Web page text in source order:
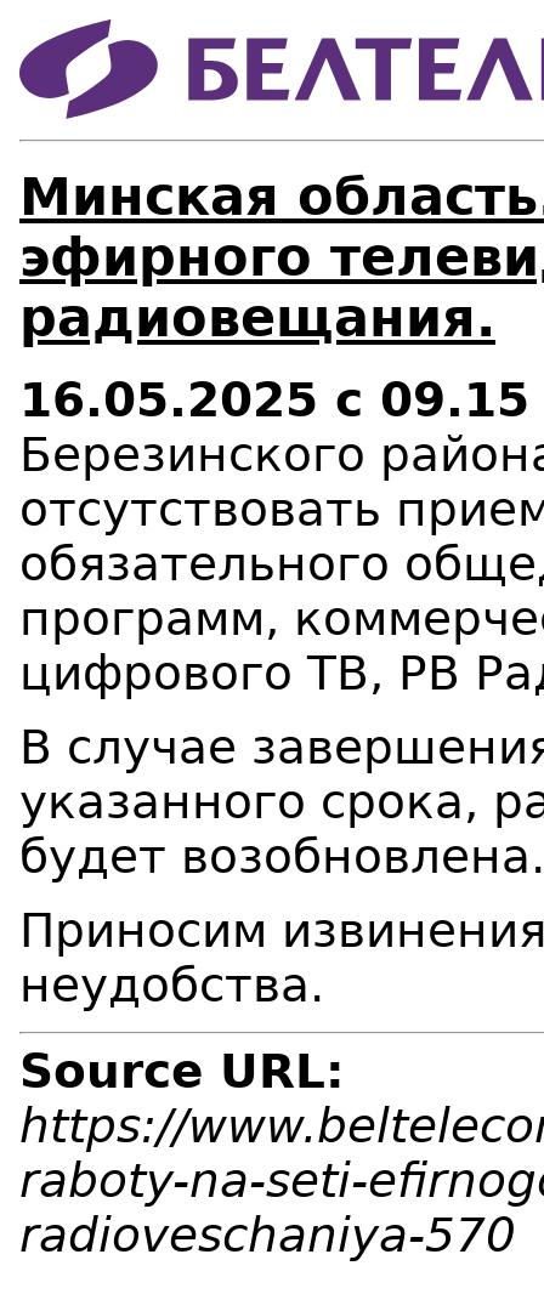
Минская
эфирного
радиовещания.
16.05.2025 с
Березинского
отсутствовать
обязательного
программ,
цифрового ТВ, РВ
В случае
указанного срока,
будет возобновлена.
Приносим
неудобства.
Source URL:
https://
raboty-na-seti-
radioveschaniya-570